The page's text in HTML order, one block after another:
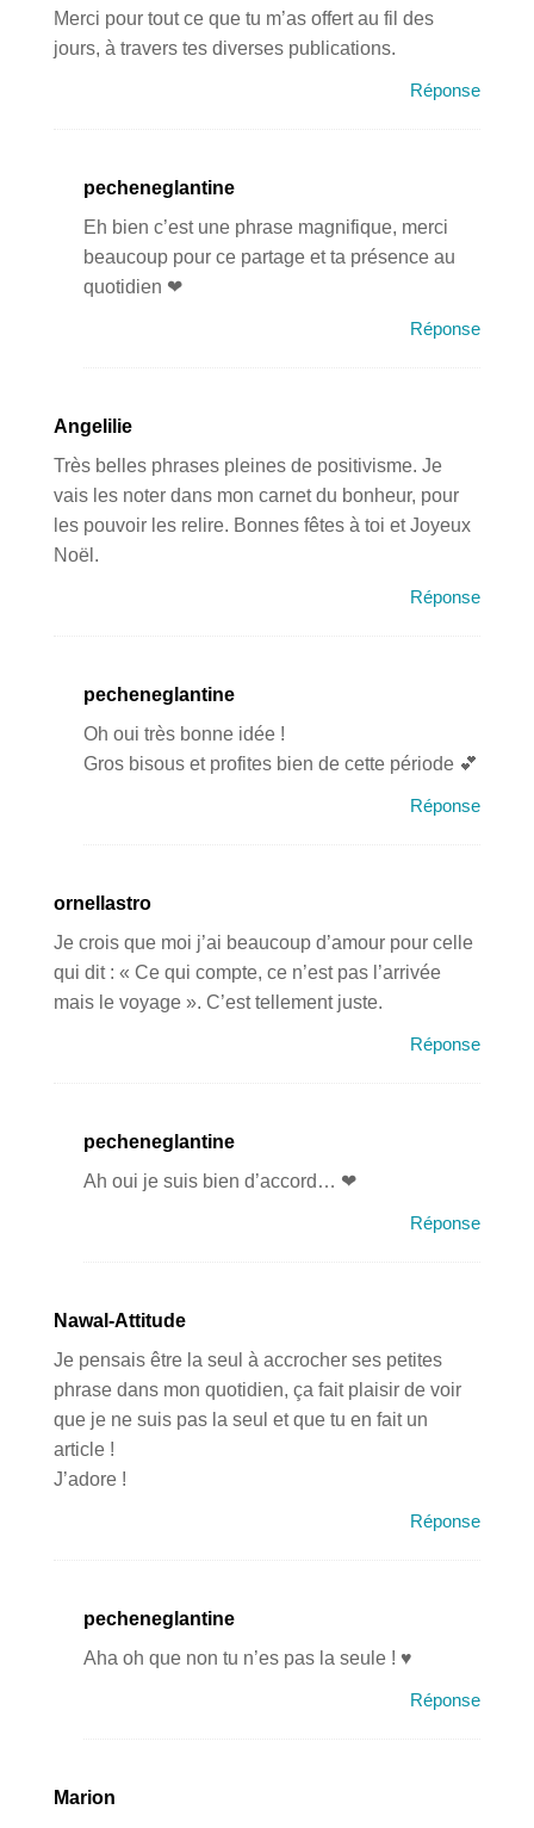
Merci pour tout ce que tu m’as offert au fil des
jours, à travers tes diverses publications.
Réponse
pecheneglantine
Eh bien c’est une phrase magnifique, merci
beaucoup pour ce partage et ta présence au
quotidien ❤
Réponse
Angelilie
Très belles phrases pleines de positivisme. Je
vais les noter dans mon carnet du bonheur, pour
les pouvoir les relire. Bonnes fêtes à toi et Joyeux
Noël.
Réponse
pecheneglantine
Oh oui très bonne idée !
Gros bisous et profites bien de cette période 💕
Réponse
ornellastro
Je crois que moi j’ai beaucoup d’amour pour celle
qui dit : « Ce qui compte, ce n’est pas l’arrivée
mais le voyage ». C’est tellement juste.
Réponse
pecheneglantine
Ah oui je suis bien d’accord… ❤
Réponse
Nawal-Attitude
Je pensais être la seul à accrocher ses petites
phrase dans mon quotidien, ça fait plaisir de voir
que je ne suis pas la seul et que tu en fait un
article !
J’adore !
Réponse
pecheneglantine
Aha oh que non tu n’es pas la seule ! ♥
Réponse
Marion